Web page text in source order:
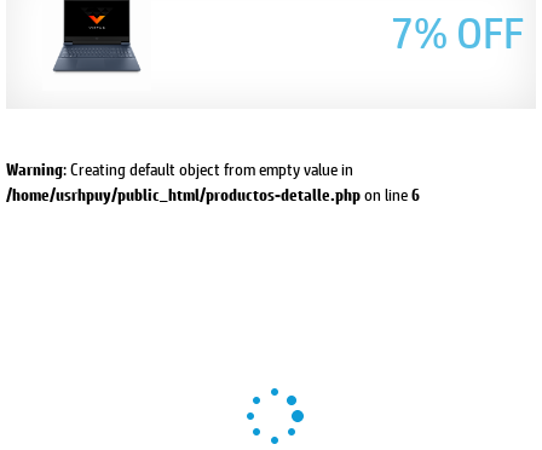
7% OFF
Warning: Creating default object from empty value in
/home/usrhpuy/public_html/productos-detalle.phpon line6